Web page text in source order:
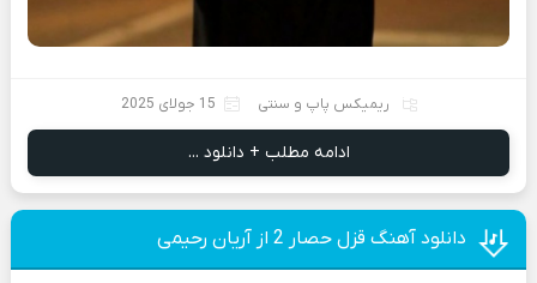
ریمیکس پاپ و سنتی 15 جولای 2025
ادامه مطلب + دانلود ...
دانلود آهنگ قزل حصار 2 از آریان رحیمی